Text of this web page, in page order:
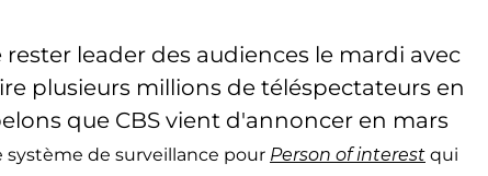
rester leader des audiences le mardi avec
plusieurs millions de téléspectateurs en
que CBS vient d'annoncer en mars
système de surveillance pour Person of interest qui